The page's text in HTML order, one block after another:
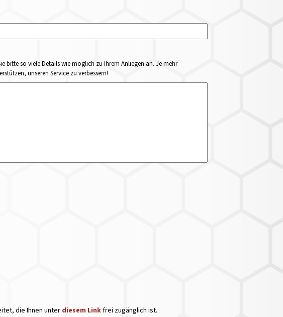
bitte so viele Details wie möglich zu Ihrem Anliegen an. Je mehr
unseren Service zu verbessern!
die Ihnen unter diesem Linkfrei zugänglich ist.